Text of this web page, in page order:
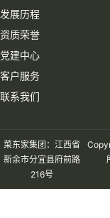
发展历程
资质荣誉
党建中心
客户服务
联系我们
菜东家集团：江西省
新余市分宜县府前路
216号